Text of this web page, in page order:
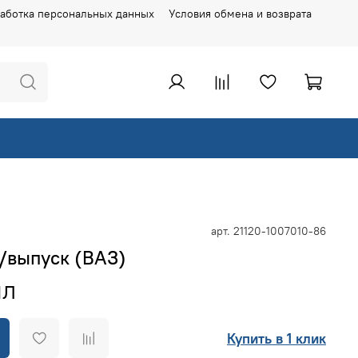
персональных данных Условия обмена и возврата
арт. 21120-1007010-86
выпуск (ВАЗ)
Купить в 1 клик